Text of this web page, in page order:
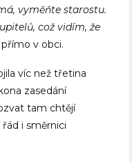
vyměňte starostu.
což vidím, že
v obci.
víc než třetina
zasedání
tam chtějí
i směrnici